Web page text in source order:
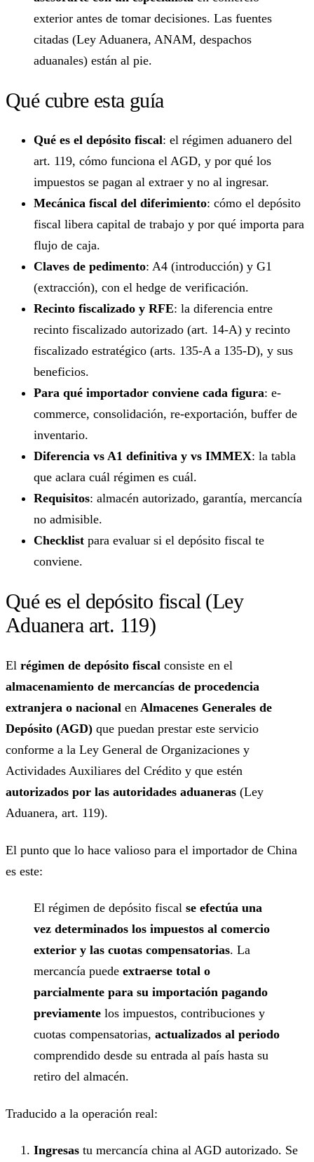
exterior antes de tomar decisiones. Las fuentes
citadas (Ley Aduanera, ANAM, despachos
aduanales) están al pie.
Qué cubre esta guía
Qué es el depósito fiscal: el régimen aduanero del
art. 119, cómo funciona el AGD, y por qué los
impuestos se pagan al extraer y no al ingresar.
Mecánica fiscal del diferimiento: cómo el depósito
fiscal libera capital de trabajo y por qué importa para
flujo de caja.
Claves de pedimento: A4 (introducción) y G1
(extracción), con el hedge de verificación.
Recinto fiscalizado y RFE: la diferencia entre
recinto fiscalizado autorizado (art. 14-A) y recinto
fiscalizado estratégico (arts. 135-A a 135-D), y sus
beneficios.
Para qué importador conviene cada figura: e-
commerce, consolidación, re-exportación, buffer de
inventario.
Diferencia vs A1 definitiva y vs IMMEX: la tabla
que aclara cuál régimen es cuál.
Requisitos: almacén autorizado, garantía, mercancía
no admisible.
Checklist para evaluar si el depósito fiscal te
conviene.
Qué es el depósito fiscal (Ley
Aduanera art. 119)
El régimen de depósito fiscal consiste en el
almacenamiento de mercancías de procedencia
extranjera o nacional en Almacenes Generales de
Depósito (AGD) que puedan prestar este servicio
conforme a la Ley General de Organizaciones y
Actividades Auxiliares del Crédito y que estén
autorizados por las autoridades aduaneras (Ley
Aduanera, art. 119).
El punto que lo hace valioso para el importador de China
es este:
El régimen de depósito fiscal se efectúa una
vez determinados los impuestos al comercio
exterior y las cuotas compensatorias. La
mercancía puede extraerse total o
parcialmente para su importación pagando
previamente los impuestos, contribuciones y
cuotas compensatorias, actualizados al periodo
comprendido desde su entrada al país hasta su
retiro del almacén.
Traducido a la operación real:
Ingresas tu mercancía china al AGD autorizado. Se